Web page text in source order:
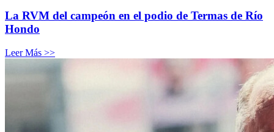
La RVM del campeón en el podio de Termas de Río
Hondo
Leer Más >>